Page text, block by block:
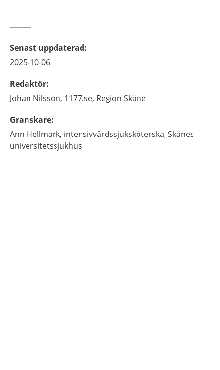
Senast uppdaterad:
2025-10-06
Redaktör:
Johan Nilsson, 1177.se, Region Skåne
Granskare:
Ann Hellmark, intensivvårdssjuksköterska, Skånes
universitetssjukhus